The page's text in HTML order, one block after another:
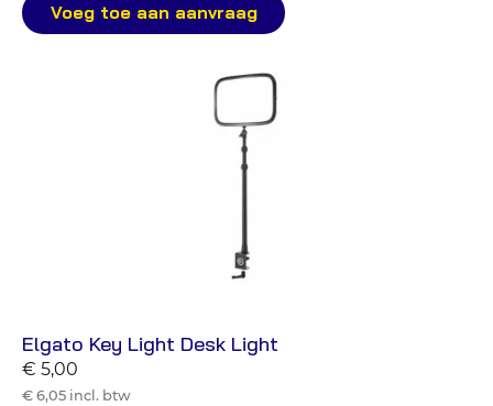
Voeg toe aan aanvraag
Elgato Key Light Desk Light
€ 5,00
€ 6,05 incl. btw